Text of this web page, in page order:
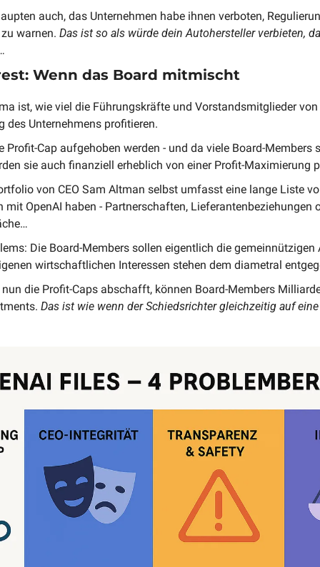
auch, das Unternehmen habe ihnen verboten,
warnen. Das ist so als würde dein Autohersteller verbieten,
Wenn das Board mitmischt
ist, wie viel die Führungskräfte und Vorstandsmitglieder von
des Unternehmens profitieren.
Profit-Cap aufgehoben werden - und da viele Board-Members
sie auch finanziell erheblich von einer Profit-Maximierung
von CEO Sam Altman selbst umfasst eine lange Liste
mit OpenAI haben - Partnerschaften, Lieferantenbeziehungen
Die Board-Members sollen eigentlich die gemeinnützigen
wirtschaftlichen Interessen stehen dem diametral
nun die Profit-Caps abschafft, können Board-Members
Das ist wie wenn der Schiedsrichter gleichzeitig auf